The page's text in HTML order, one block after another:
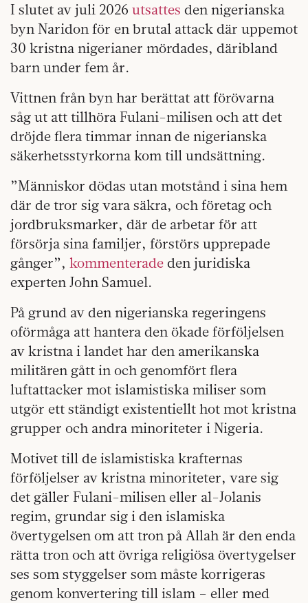
I slutet av juli 2026 utsattes den nigerianska
byn Naridon för en brutal attack där uppemot
30 kristna nigerianer mördades, däribland
barn under fem år.
Vittnen från byn har berättat att förövarna
såg ut att tillhöra Fulani-milisen och att det
dröjde flera timmar innan de nigerianska
säkerhetsstyrkorna kom till undsättning.
”Människor dödas utan motstånd i sina hem
där de tror sig vara säkra, och företag och
jordbruksmarker, där de arbetar för att
försörja sina familjer, förstörs upprepade
gånger”, kommenterade den juridiska
experten John Samuel.
På grund av den nigerianska regeringens
oförmåga att hantera den ökade förföljelsen
av kristna i landet har den amerikanska
militären gått in och genomfört flera
luftattacker mot islamistiska miliser som
utgör ett ständigt existentiellt hot mot kristna
grupper och andra minoriteter i Nigeria.
Motivet till de islamistiska krafternas
förföljelser av kristna minoriteter, vare sig
det gäller Fulani-milisen eller al-Jolanis
regim, grundar sig i den islamiska
övertygelsen om att tron på Allah är den enda
rätta tron och att övriga religiösa övertygelser
ses som styggelser som måste korrigeras
genom konvertering till islam – eller med